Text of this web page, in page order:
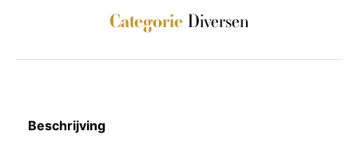
Categorie Diversen
Beschrijving